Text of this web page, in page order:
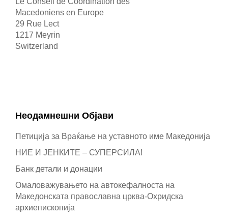
Macedoniens en Europe
29 Rue Lect
1217 Meyrin
Switzerland
Неодамнешни Oбјави
Петиција за Враќање на уставното име Македонија
НИЕ И ЈЕНКИТЕ – СУПЕРСИЛА!
Банк детали и донации
Омаловажувањето на автокефалноста на
Македонската православна црква-Охридска
архиепископија